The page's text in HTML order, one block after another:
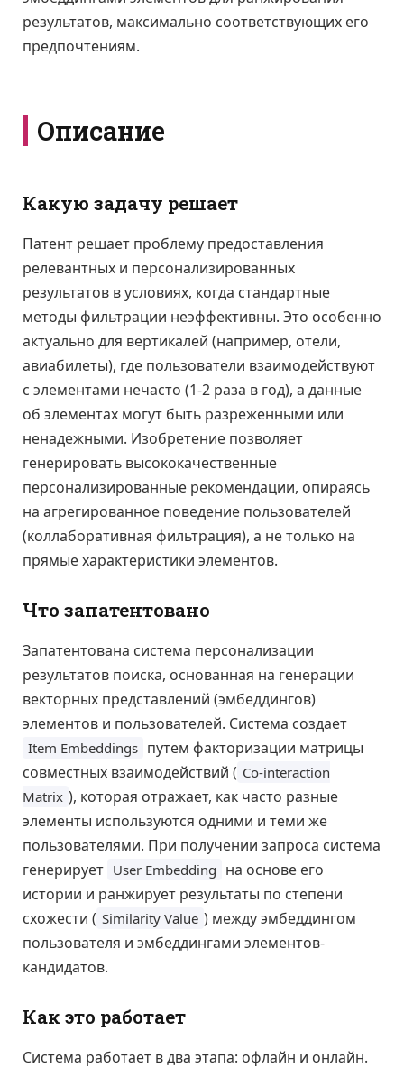
результатов, максимально соответствующих его
предпочтениям.
Описание
Какую задачу решает
Патент решает проблему предоставления
релевантных и персонализированных
результатов в условиях, когда стандартные
методы фильтрации неэффективны. Это особенно
актуально для вертикалей (например, отели,
авиабилеты), где пользователи взаимодействуют
с элементами нечасто (1-2 раза в год), а данные
об элементах могут быть разреженными или
ненадежными. Изобретение позволяет
генерировать высококачественные
персонализированные рекомендации, опираясь
на агрегированное поведение пользователей
(коллаборативная фильтрация), а не только на
прямые характеристики элементов.
Что запатентовано
Запатентована система персонализации
результатов поиска, основанная на генерации
векторных представлений (эмбеддингов)
элементов и пользователей. Система создает
Item Embeddings путем факторизации матрицы
совместных взаимодействий ( Co-interaction
Matrix ), которая отражает, как часто разные
элементы используются одними и теми же
пользователями. При получении запроса система
генерирует User Embedding на основе его
истории и ранжирует результаты по степени
схожести ( Similarity Value ) между эмбеддингом
пользователя и эмбеддингами элементов-
кандидатов.
Как это работает
Система работает в два этапа: офлайн и онлайн.